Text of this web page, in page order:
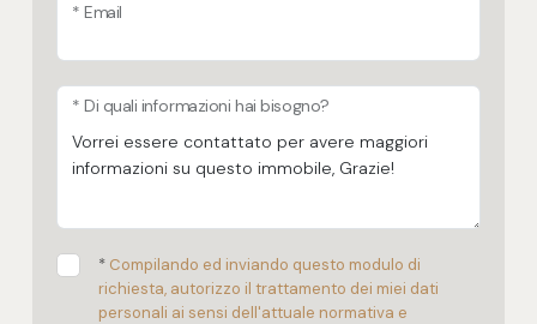
* Email
* Di quali informazioni hai bisogno?
* Compilando ed inviando questo modulo di
richiesta, autorizzo il trattamento dei miei dati
personali ai sensi dell'attuale normativa e